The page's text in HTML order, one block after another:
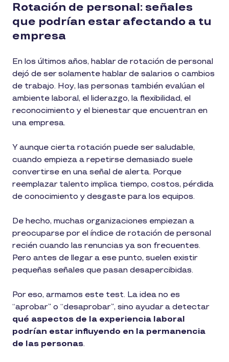
Rotación de personal: señales
que podrían estar afectando a tu
empresa
En los últimos años, hablar de rotación de personal
dejó de ser solamente hablar de salarios o cambios
de trabajo. Hoy, las personas también evalúan el
ambiente laboral, el liderazgo, la flexibilidad, el
reconocimiento y el bienestar que encuentran en
una empresa.
Y aunque cierta rotación puede ser saludable,
cuando empieza a repetirse demasiado suele
convertirse en una señal de alerta. Porque
reemplazar talento implica tiempo, costos, pérdida
de conocimiento y desgaste para los equipos.
De hecho, muchas organizaciones empiezan a
preocuparse por el índice de rotación de personal
recién cuando las renuncias ya son frecuentes.
Pero antes de llegar a ese punto, suelen existir
pequeñas señales que pasan desapercibidas.
Por eso, armamos este test. La idea no es
“aprobar” o “desaprobar”, sino ayudar a detectar
qué aspectos de la experiencia laboral
podrían estar influyendo en la permanencia
de las personas.